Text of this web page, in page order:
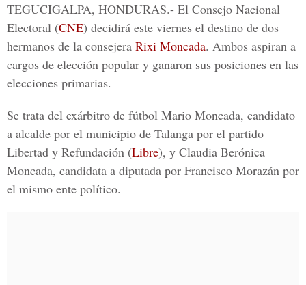
TEGUCIGALPA, HONDURAS.- El Consejo Nacional
Electoral (CNE) decidirá este viernes el destino de dos
hermanos de la consejera Rixi Moncada. Ambos aspiran a
cargos de elección popular y ganaron sus posiciones en las
elecciones primarias.
Se trata del exárbitro de fútbol Mario Moncada, candidato
a alcalde por el municipio de Talanga por el partido
Libertad y Refundación (Libre), y Claudia Berónica
Moncada, candidata a diputada por Francisco Morazán por
el mismo ente político.